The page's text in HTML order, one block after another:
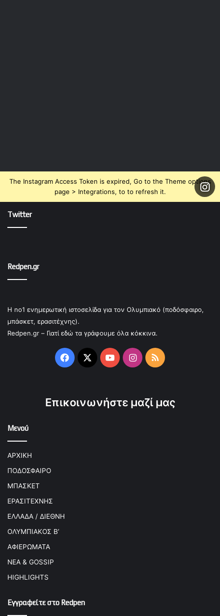
The Instagram Access Token is expired, Go to the Theme options
page > Integrations, to to refresh it.
Twitter
Redpen.gr
Η no1 ενημερωτική ιστοσελίδα για τον Ολυμπιακό (ποδόσφαιρο,
μπάσκετ, ερασιτέχνης).
Redpen.gr – Γιατί εδώ τα γράφουμε όλα κόκκινα.
Facebook
X YouTubeInstagram
RSS
Επικοινωνήστε μαζί μας
Μενού
ΑΡΧΙΚΗ
ΠΟΔΟΣΦΑΙΡΟ
ΜΠΑΣΚΕΤ
ΕΡΑΣΙΤΕΧΝΗΣ
ΕΛΛΑΔΑ / ΔΙΕΘΝΗ
ΟΛΥΜΠΙΑΚΟΣ Β’
ΑΦΙΕΡΩΜΑΤΑ
ΝΕΑ & GOSSIP
HIGHLIGHTS
Εγγραφείτε στο Redpen